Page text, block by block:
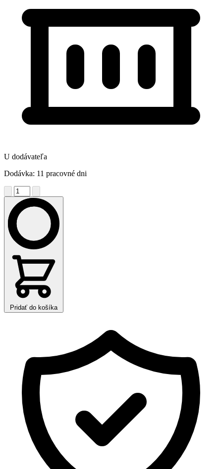
U dodávateľa
Dodávka: 11 pracovné dni
Pridať do košíka